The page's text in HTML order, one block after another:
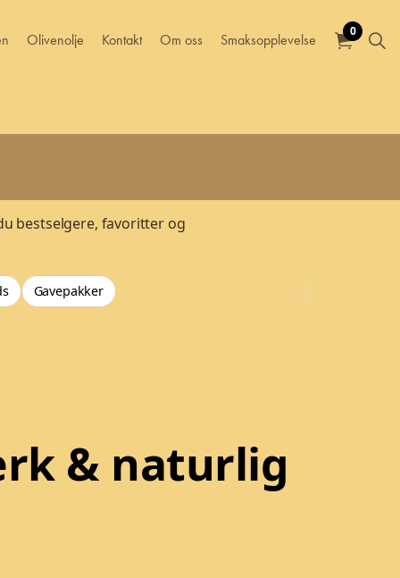
Olivenolje Kontakt Om oss Smaksopplevelse
0
bestselgere, favoritter og
Gavepakker
& naturlig